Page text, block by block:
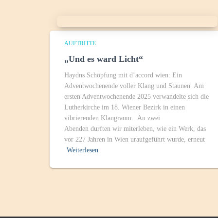
AUFTRITTE
„Und es ward Licht“
Haydns Schöpfung mit d’accord wien: Ein
Adventwochenende voller Klang und Staunen Am
ersten Adventwochenende 2025 verwandelte sich die
Lutherkirche im 18. Wiener Bezirk in einen
vibrierenden Klangraum. An zwei
Abenden durften wir miterleben, wie ein Werk, das
vor 227 Jahren in Wien uraufgeführt wurde, erneut
Weiterlesen